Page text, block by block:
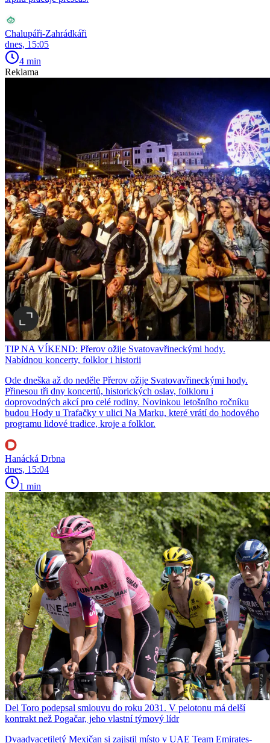
Chalupáři-Zahrádkáři
dnes, 15:05
4 min
Reklama
TIP NA VÍKEND: Přerov ožije Svatovavřineckými hody.
Nabídnou koncerty, folklor i historii
Ode dneška až do neděle Přerov ožije Svatovavřineckými hody.
Přinesou tři dny koncertů, historických oslav, folkloru i
doprovodných akcí pro celé rodiny. Novinkou letošního ročníku
budou Hody u Trafačky v ulici Na Marku, které vrátí do hodového
programu lidové tradice, kroje a folklor.
Hanácká Drbna
dnes, 15:04
1 min
Del Toro podepsal smlouvu do roku 2031. V pelotonu má delší
kontrakt než Pogačar, jeho vlastní týmový lídr
Dvaadvacetiletý Mexičan si zajistil místo v UAE Team Emirates-